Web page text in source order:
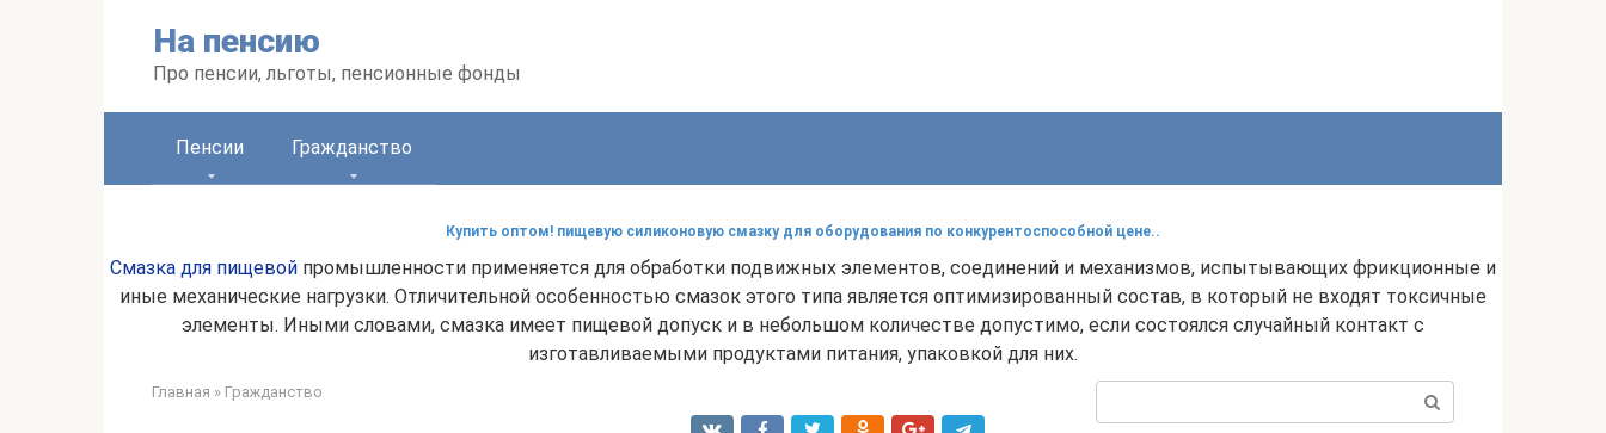
На пенсию
Про пенсии, льготы, пенсионные фонды
Пенсии Гражданство
Купить оптом! пищевую силиконовую смазку для оборудования по конкурентоспособной цене..
Смазка для пищевой промышленности применяется для обработки подвижных элементов, соединений и механизмов, испытывающих фрикционные и
иные механические нагрузки. Отличительной особенностью смазок этого типа является оптимизированный состав, в который не входят токсичные
элементы. Иными словами, смазка имеет пищевой допуск и в небольшом количестве допустимо, если состоялся случайный контакт с
изготавливаемыми продуктами питания, упаковкой для них.
Главная » Гражданство